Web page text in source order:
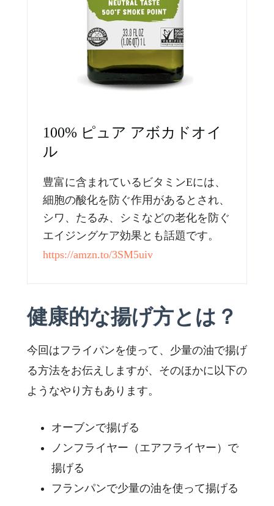
100% ピュア アボカドオイ
ル
豊富に含まれているビタミンEには、
細胞の酸化を防ぐ作用があるとされ、
シワ、たるみ、シミなどの老化を防ぐ
エイジングケア効果とも話題です。
https://amzn.to/3SM5uiv
健康的な揚げ方とは？
今回はフライパンを使って、少量の油で揚げ
る方法をお伝えしますが、そのほかに以下の
ようなやり方もあります。
オーブンで揚げる
ノンフライヤー（エアフライヤー）で
揚げる
フランパンで少量の油を使って揚げる